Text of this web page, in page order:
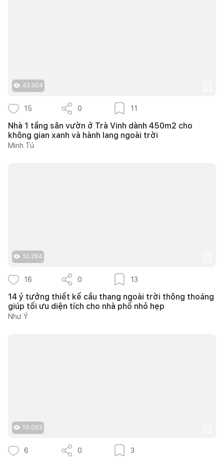
43.304
15 0 11
Nhà 1 tầng sân vườn ở Trà Vinh dành 450m2 cho
không gian xanh và hành lang ngoài trời
Minh Tú
10.264
16 0 13
14 ý tưởng thiết kế cầu thang ngoài trời thông thoáng
giúp tối ưu diện tích cho nhà phố nhỏ hẹp
Như Ý
10.063
6 0 3